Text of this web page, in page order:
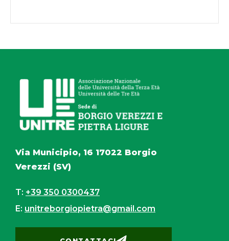
Via Municipio, 16 17022 Borgio
Verezzi (SV)
T: +39 350 0300437
E: unitreborgiopietra@gmail.com